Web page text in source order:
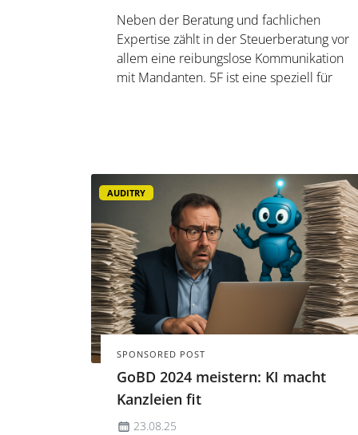
Neben der Beratung und fachlichen
Expertise zählt in der Steuerberatung vor
allem eine reibungslose Kommunikation
mit Mandanten. 5F ist eine speziell für
AUDITRY
SPONSORED POST
GoBD 2024 meistern: KI macht
Kanzleien fit
23.08.25